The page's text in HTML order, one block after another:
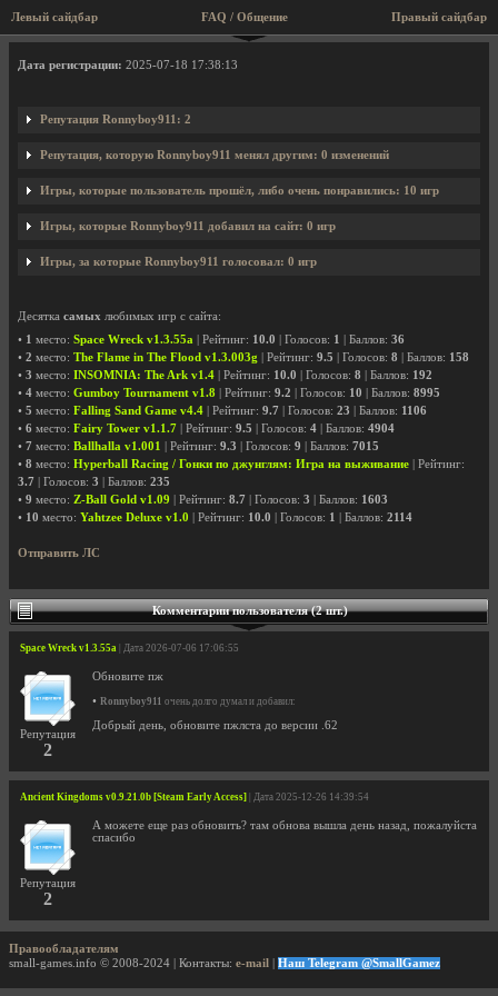
Левый сайдбар Правый сайдбар
FAQ / Общение
Профиль пользователя Ronnyboy911
Дата регистрации: 2025-07-18 17:38:13
Репутация Ronnyboy911: 2
Репутация, которую Ronnyboy911 менял другим: 0 изменений
Игры, которые пользователь прошёл, либо очень понравились: 10 игр
Игры, которые Ronnyboy911 добавил на сайт: 0 игр
Игры, за которые Ronnyboy911 голосовал: 0 игр
Десятка самых любимых игр с сайта:
• 1 место: Space Wreck v1.3.55a | Рейтинг: 10.0 | Голосов: 1 | Баллов: 36
• 2 место: The Flame in The Flood v1.3.003g | Рейтинг: 9.5 | Голосов: 8 | Баллов: 158
• 3 место: INSOMNIA: The Ark v1.4 | Рейтинг: 10.0 | Голосов: 8 | Баллов: 192
• 4 место: Gumboy Tournament v1.8 | Рейтинг: 9.2 | Голосов: 10 | Баллов: 8995
• 5 место: Falling Sand Game v4.4 | Рейтинг: 9.7 | Голосов: 23 | Баллов: 1106
• 6 место: Fairy Tower v1.1.7 | Рейтинг: 9.5 | Голосов: 4 | Баллов: 4904
• 7 место: Ballhalla v1.001 | Рейтинг: 9.3 | Голосов: 9 | Баллов: 7015
• 8 место: Hyperball Racing / Гонки по джунглям: Игра на выживание | Рейтинг:
3.7 | Голосов: 3 | Баллов: 235
• 9 место: Z-Ball Gold v1.09 | Рейтинг: 8.7 | Голосов: 3 | Баллов: 1603
• 10 место: Yahtzee Deluxe v1.0 | Рейтинг: 10.0 | Голосов: 1 | Баллов: 2114
Отправить ЛС
Комментарии пользователя (2 шт.)
Space Wreck v1.3.55a | Дата 2026-07-06 17:06:55
Репутация
2
Обновите пж
• Ronnyboy911 очень долго думал и добавил:
Добрый день, обновите пжлста до версии .62
Ancient Kingdoms v0.9.21.0b [Steam Early Access] | Дата 2025-12-26 14:39:54
Репутация
2
А можете еще раз обновить? там обнова вышла день назад, пожалуйста
спасибо
Правообладателям
small-games.info © 2008-2024 | Контакты: e-mail Наш Telegram @SmallGamez